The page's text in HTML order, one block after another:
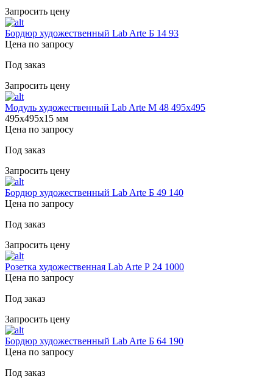
Запросить цену
Бордюр художественный Lab Arte Б 14 93
Цена по запросу
Под заказ
Запросить цену
Модуль художественный Lab Arte М 48 495х495
495х495х15 мм
Цена по запросу
Под заказ
Запросить цену
Бордюр художественный Lab Arte Б 49 140
Цена по запросу
Под заказ
Запросить цену
Розетка художественная Lab Arte Р 24 1000
Цена по запросу
Под заказ
Запросить цену
Бордюр художественный Lab Arte Б 64 190
Цена по запросу
Под заказ